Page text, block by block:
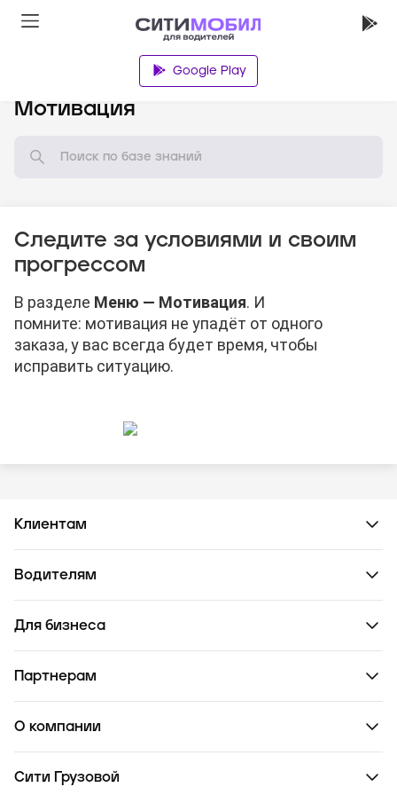
Google Play
Мотивация
Следите за условиями и своим
прогрессом
В разделе Меню — Мотивация. И
помните: мотивация не упадёт от одного
заказа, у вас всегда будет время, чтобы
исправить ситуацию.
Клиентам
Водителям
Для бизнеса
Партнерам
О компании
Сити Грузовой